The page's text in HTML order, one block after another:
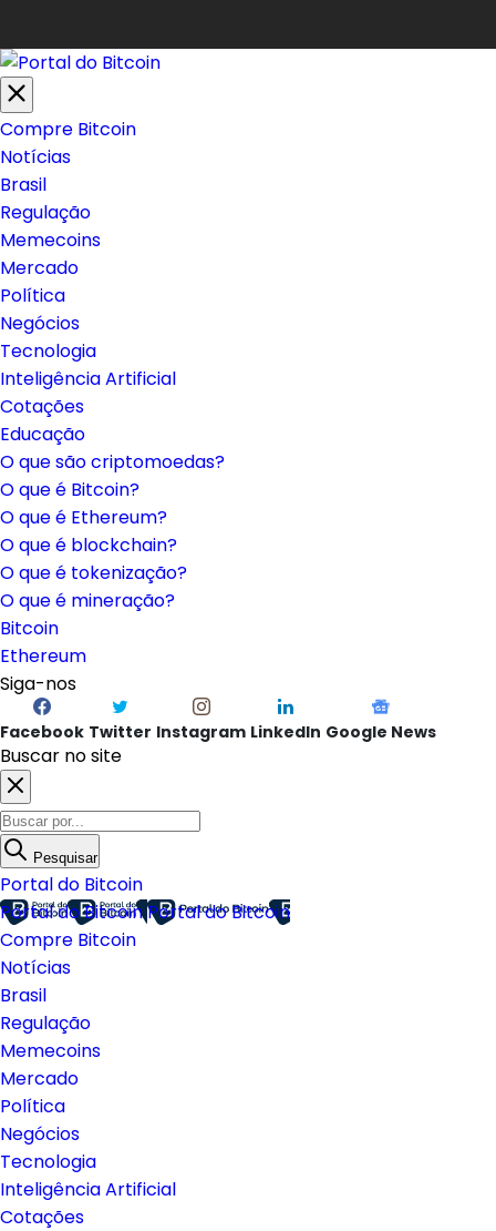
Compre Bitcoin
Notícias
Brasil
Regulação
Memecoins
Mercado
Política
Negócios
Tecnologia
Inteligência Artificial
Cotações
Educação
O que são criptomoedas?
O que é Bitcoin?
O que é Ethereum?
O que é blockchain?
O que é tokenização?
O que é mineração?
Bitcoin
Ethereum
Siga-nos
Facebook Twitter Instagram LinkedIn Google News
Buscar no site
Pesquisar
Portal do Bitcoin
Portal do BitcoinPortal do Bitcoin
Compre Bitcoin
Notícias
Brasil
Regulação
Memecoins
Mercado
Política
Negócios
Tecnologia
Inteligência Artificial
Cotações